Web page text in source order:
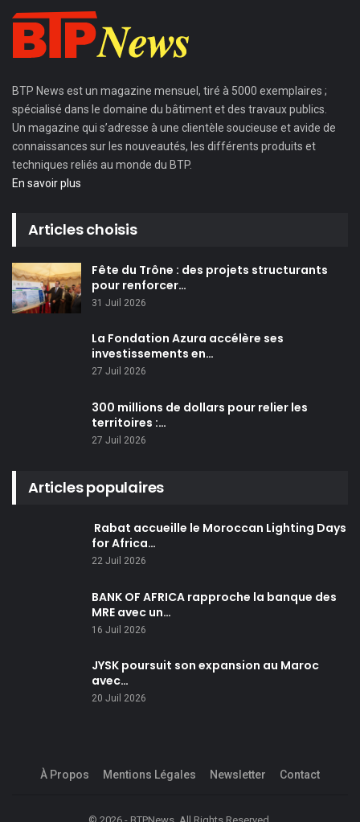
BTP News est un magazine mensuel, tiré à 5000 exemplaires ;
spécialisé dans le domaine du bâtiment et des travaux publics.
Un magazine qui s’adresse à une clientèle soucieuse et avide de
connaissances sur les nouveautés, les différents produits et
techniques reliés au monde du BTP.
En savoir plus
Articles choisis
Fête du Trône : des projets structurants
pour renforcer…
31 Juil 2026
La Fondation Azura accélère ses
investissements en…
27 Juil 2026
300 millions de dollars pour relier les
territoires :…
27 Juil 2026
Articles populaires
Rabat accueille le Moroccan Lighting Days
for Africa…
22 Juil 2026
BANK OF AFRICA rapproche la banque des
MRE avec un…
16 Juil 2026
JYSK poursuit son expansion au Maroc
avec…
20 Juil 2026
À Propos Mentions Légales Newsletter Contact